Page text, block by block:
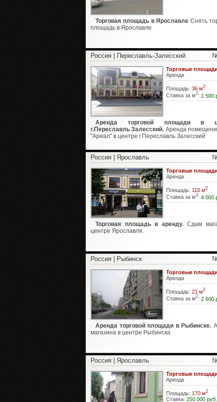
Торговая площадь в Ярославле Снять
площадь в Ярославле
Россия | Переславль-Залесский
Торговые
Аренда
Площадь: 36 м2
Ставка за м2: 1 500
Аренда торговой площади в
г.Переславль Залесский. Аренда
"Ареал" в центре г.Переславль Залесский
Россия | Ярославль
Торговые
Аренда
Площадь: 110 м2
Ставка за м2: 4 000
Торговая площадь в аренду.Сдам
центре Ярославля.
Россия | Рыбинск
Торговые
Аренда
Площадь: 21 м2
Ставка за м2: 2 600
Аренда торговой площади в Рыбинске.
магазина в центре Рыбинска
Россия | Ярославль
Торговые
Аренда
Площадь: 170 м2
Ставка: 250 000 руб.